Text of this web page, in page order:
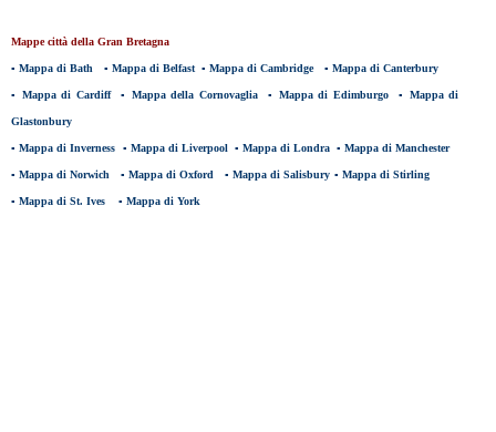
Mappe città della Gran Bretagna
▪ Mappa di Bath ▪ Mappa di Belfast ▪ Mappa di Cambridge ▪ Mappa di Canterbury
▪ Mappa di Cardiff ▪ Mappa della Cornovaglia ▪ Mappa di Edimburgo ▪ Mappa di
Glastonbury
▪ Mappa di Inverness ▪ Mappa di Liverpool ▪ Mappa di Londra ▪ Mappa di Manchester
▪ Mappa di Norwich ▪ Mappa di Oxford ▪ Mappa di Salisbury ▪ Mappa di Stirling
▪ Mappa di St. Ives ▪ Mappa di York